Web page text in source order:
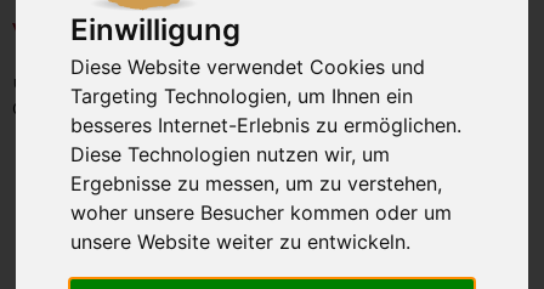
Einwilligung
Diese Website verwendet Cookies und
Targeting Technologien, um Ihnen ein
besseres Internet-Erlebnis zu ermöglichen.
Diese Technologien nutzen wir, um
Ergebnisse zu messen, um zu verstehen,
woher unsere Besucher kommen oder um
unsere Website weiter zu entwickeln.
vegan 320g
unsere Artikel-Nummer: SAO2757
Gewicht: 320g